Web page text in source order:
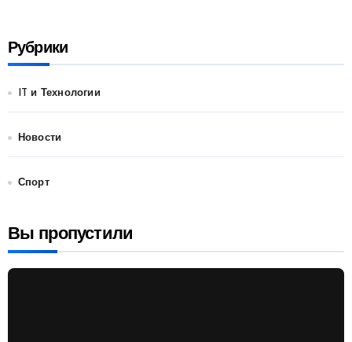
Рубрики
IT и Технологии
Новости
Спорт
Вы пропустили